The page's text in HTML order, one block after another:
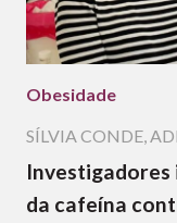
Obesidade
SÍLVIA CONDE,
da cafeína